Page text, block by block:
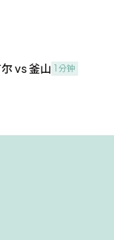
vs 釜山 1 分钟